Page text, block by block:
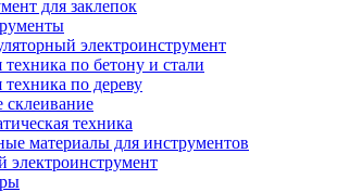
для заклепок
электроинструмент
техника по бетону и стали
техника по дереву
склеивание
техника
материалы для инструментов
электроинструмент